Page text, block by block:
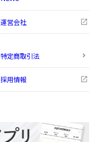
運営会社
特定商取引法
採用情報